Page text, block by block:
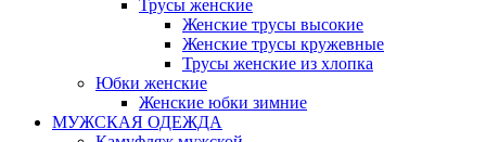
Трусы женские
Женские трусы высокие
Женские трусы кружевные
Трусы женские из хлопка
Юбки женские
Женские юбки зимние
МУЖСКАЯ ОДЕЖДА